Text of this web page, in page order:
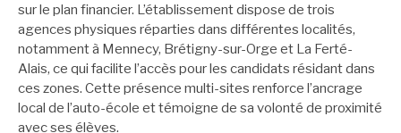
sur le plan financier. L’établissement dispose de trois
agences physiques réparties dans différentes localités,
notamment à Mennecy, Brétigny-sur-Orge et La Ferté-
Alais, ce qui facilite l’accès pour les candidats résidant dans
ces zones. Cette présence multi-sites renforce l’ancrage
local de l’auto-école et témoigne de sa volonté de proximité
avec ses élèves.